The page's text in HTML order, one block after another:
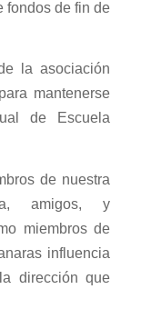
fondos de fin de
la asociación
mantenerse
de Escuela
de nuestra
amigos, y
miembros de
influencia
dirección que